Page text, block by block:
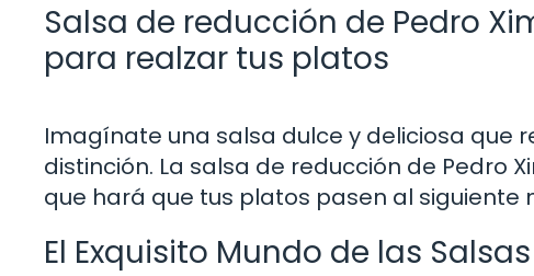
Salsa de reducción de Pedro
para realzar tus platos
Imagínate una salsa dulce y deliciosa que
distinción. La salsa de reducción de Pedro
que hará que tus platos pasen al siguiente
El Exquisito Mundo de las Salsas